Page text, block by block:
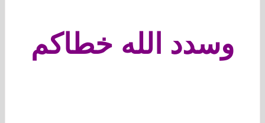
وسدد الله خطاكم